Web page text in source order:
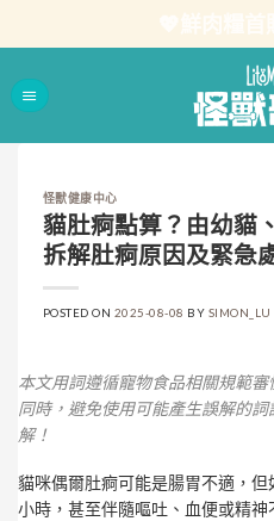
怪獸健康中心
貓肚痾點算？由幼貓
拆解肚痾原因及緊急
POSTED ON 2025-08-08 BY SIMON_LU
本文用詞遵循寵物食品相關規範
同時，避免使用可能產生誤解的
解！
貓咪偶爾肚痾可能是腸胃不適，
小時，甚至伴隨嘔吐、血便或精